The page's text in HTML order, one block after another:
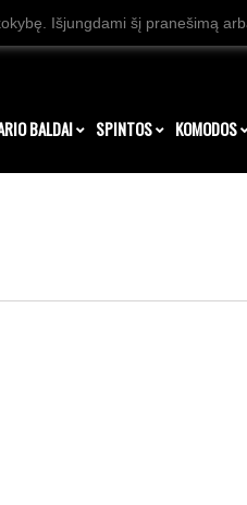
BALDAI SPINTOS KOMODOS
Išjungdami šį pranešimą